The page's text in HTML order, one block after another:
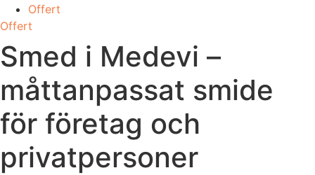
Offert
Offert
Smed i Medevi –
måttanpassat smide
för företag och
privatpersoner